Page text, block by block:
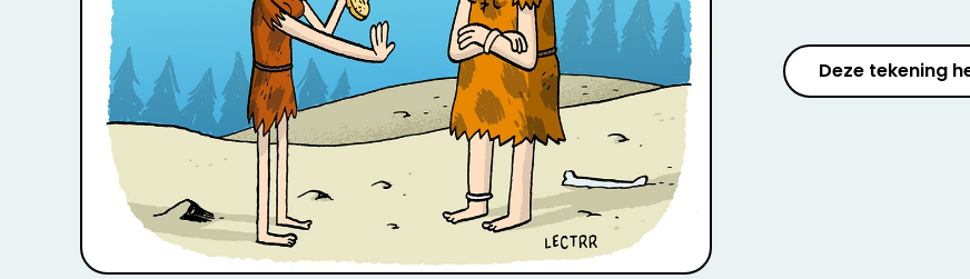
Deze tekening